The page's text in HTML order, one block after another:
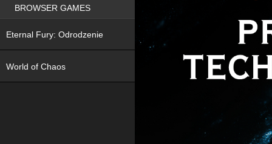
BROWSER GAMES
Eternal Fury: Odrodzenie
World of Chaos